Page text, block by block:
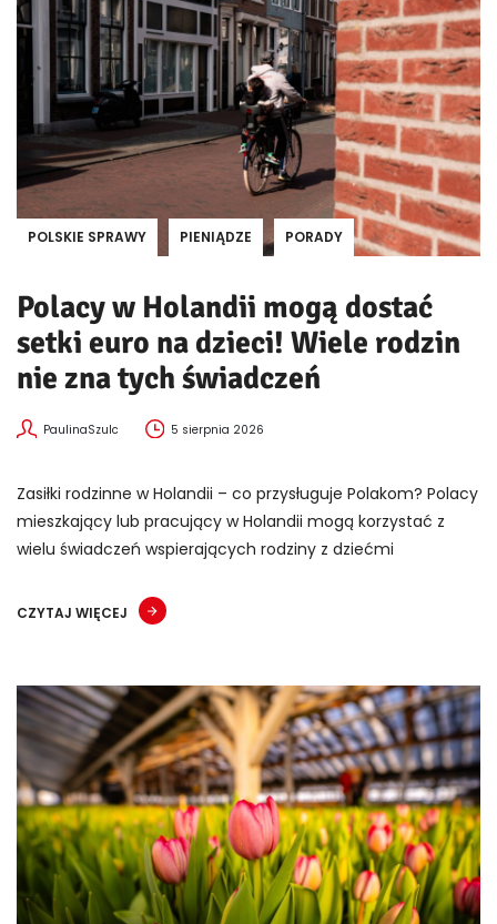
POLSKIE SPRAWY PIENIĄDZE PORADY
Polacy w Holandii mogą dostać
setki euro na dzieci! Wiele rodzin
nie zna tych świadczeń
PaulinaSzulc 5 sierpnia 2026
Zasiłki rodzinne w Holandii – co przysługuje Polakom? Polacy
mieszkający lub pracujący w Holandii mogą korzystać z
wielu świadczeń wspierających rodziny z dziećmi
CZYTAJ WIĘCEJ